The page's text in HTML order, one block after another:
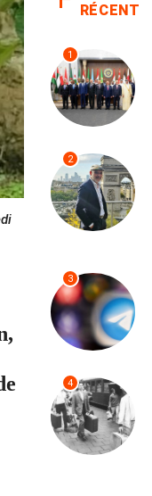
RÉCENT
1
2
3
4